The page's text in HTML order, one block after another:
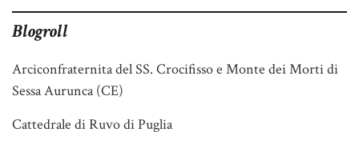
Blogroll
Arciconfraternita del SS. Crocifisso e Monte dei Morti di
Sessa Aurunca (CE)
Cattedrale di Ruvo di Puglia